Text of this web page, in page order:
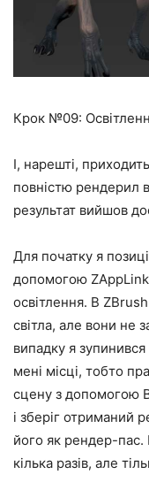
Крок №09:
І, нарешті,
повністю рендерил
результат вийшов
Для початку я
допомогою
освітлення. В
світла, але вони
випадку я
мені місці, тобто
сцену з допомогою
і зберіг отриманий
його як рендер-пас.
кілька разів, але